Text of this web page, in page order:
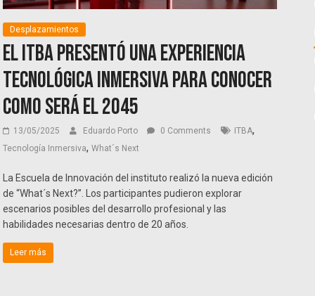
Desplazamientos
El ITBA presentó una experiencia
tecnológica inmersiva para conocer
como será el 2045
13/05/2025 Eduardo Porto 0 Comments ITBA,
Tecnología Inmersiva,What´s Next
La Escuela de Innovación del instituto realizó la nueva edición
de “What´s Next?”. Los participantes pudieron explorar
escenarios posibles del desarrollo profesional y las
habilidades necesarias dentro de 20 años.
Leer más